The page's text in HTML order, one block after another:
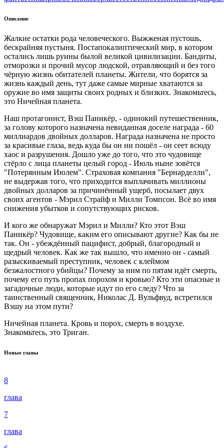
Описание
Жалкие остатки рода человеческого. Выжженая пустошь,
бескрайняя пустыня. Постапокалиптический мир, в котором
остались лишь руины былой великой цивилизации. Бандиты,
отморозки и прочий мусор людской, отравляющий и без того
чёрную жизнь обитателей планеты. Жители, что борятся за
жизнь каждый день, тут даже самые мирные хватаются за
оружие во имя защиты своих родных и близких. Знакомьтесь,
это Ничейная планета.
Наш протагонист, Вэш Паникёр, - одинокий путешественник,
за голову которого назначена невиданная доселе награда - 60
миллиардов двойных долларов. Награда назначена не просто
за красивые глаза, ведь куда бы он ни пошёл - он сеет всюду
хаос и разрушения. Дошло уже до того, что это чудовище
стёрло с лица планеты целый город - Июль ныне зовётся
"Потерянным Июлем". Страховая компания "Бернарделли",
не выдержав того, что приходится выплачивать миллионы
двойных долларов за причинённый ущерб, посылает двух
своих агентов - Мэрил Страйф и Милли Томпсон. Всё во имя
снижения убытков и сопутствующих рисков.
И кого же обнаружат Мэрил и Милли? Кто этот Вэш
Паникёр? Чудовище, каким его описывают другие? Как бы не
так. Он - убеждённый пацифист, добрый, благородный и
щедрый человек. Как же так вышло, что именно он - самый
разыскиваемый преступник, человек с клеймом
безжалостного убийцы? Почему за ним по пятам идёт смерть,
почему его путь пропах порохом и кровью? Кто эти опасные и
загадочные люди, которые идут по его следу? Что за
таинственный священник, Николас Д. Вульфвуд, встретился
Вэшу на этом пути?
Ничейная планета. Кровь и порох, смерть в воздухе.
Знакомьтесь, это Триган.
Новые главы
8
глава
7
глава